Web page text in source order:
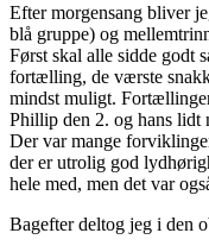
Efter morgensang bliver
blå gruppe) og
Først skal alle sidde godt
fortælling, de værste
mindst muligt.
Phillip den 2. og hans lidt
Der var mange
der er utrolig god
hele med, men det var
Bagefter deltog jeg i den